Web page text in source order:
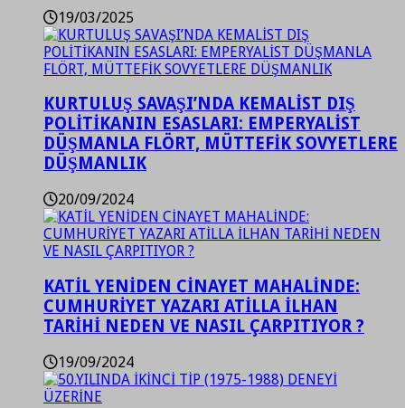
19/03/2025
KURTULUŞ SAVAŞI’NDA KEMALİST DIŞ
POLİTİKANIN ESASLARI: EMPERYALİST
DÜŞMANLA FLÖRT, MÜTTEFİK SOVYETLERE
DÜŞMANLIK
20/09/2024
KATİL YENİDEN CİNAYET MAHALİNDE:
CUMHURİYET YAZARI ATİLLA İLHAN
TARİHİ NEDEN VE NASIL ÇARPITIYOR ?
19/09/2024